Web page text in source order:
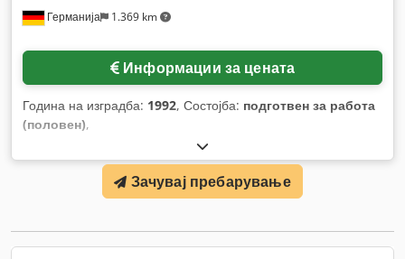
Германија 1.369 km
Информации за цената
Година на изградба: 1992, Состојба: подготвен за работа
(половен),
Зачувај пребарување